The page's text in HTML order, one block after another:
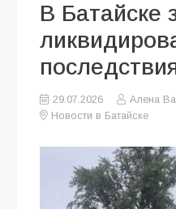
В Батайске
29.07.2026
Алена
Новости в Батайске